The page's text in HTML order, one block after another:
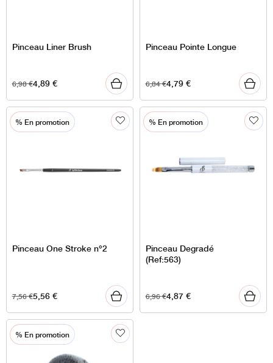
Pinceau Liner Brush
6,98€4,89€
Pinceau Pointe Longue
6,84€4,79€
% En promotion
Pinceau One Stroke n°2
7,56€5,56€
% En promotion
Pinceau Degradé
(Ref:563)
6,96€4,87€
% En promotion